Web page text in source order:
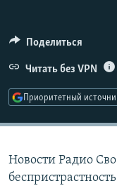
ПОДПИШИТЕСЬ НА
СОЦИАЛЬНЫЕ СЕТИ
Поделиться
Читать без VPN
Приоритетный
Новости Радио
беспристрастность